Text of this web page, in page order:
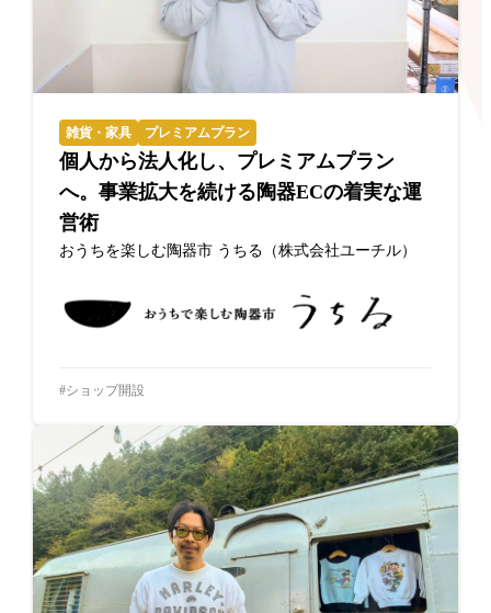
雑貨・家具 プレミアムプラン
個人から法人化し、プレミアムプラン
へ。事業拡大を続ける陶器ECの着実な運
営術
おうちを楽しむ陶器市 うちる（株式会社ユーチル）
ショップ開設